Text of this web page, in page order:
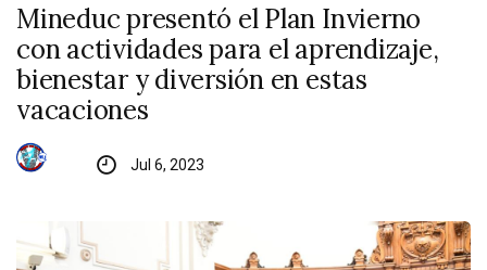
Mineduc presentó el Plan Invierno
con actividades para el aprendizaje,
bienestar y diversión en estas
vacaciones
Jul 6, 2023